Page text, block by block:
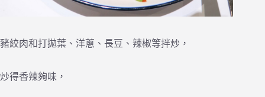
豬絞肉和打拋葉、洋蔥、長豆、辣椒等拌炒，
炒得香辣夠味，